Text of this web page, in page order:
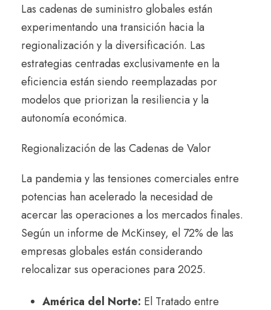
Las cadenas de suministro globales están
experimentando una transición hacia la
regionalización y la diversificación. Las
estrategias centradas exclusivamente en la
eficiencia están siendo reemplazadas por
modelos que priorizan la resiliencia y la
autonomía económica.
Regionalización de las Cadenas de Valor
La pandemia y las tensiones comerciales entre
potencias han acelerado la necesidad de
acercar las operaciones a los mercados finales.
Según un informe de McKinsey, el 72% de las
empresas globales están considerando
relocalizar sus operaciones para 2025.
América del Norte: El Tratado entre